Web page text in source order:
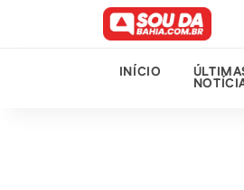
INÍCIO